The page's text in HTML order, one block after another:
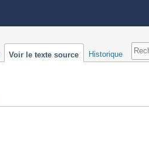
Voir le texte source Historique